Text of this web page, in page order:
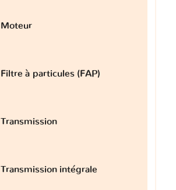
Moteur
Filtre à particules (FAP)
Transmission
Transmission intégrale